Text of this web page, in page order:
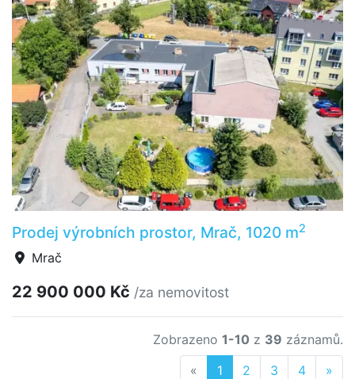
Prodej výrobních prostor, Mrač, 1020 m2
Mrač
22 900 000 Kč /za nemovitost
Zobrazeno 1-10 z 39 záznamů.
« Previous
1 2 3 4 »